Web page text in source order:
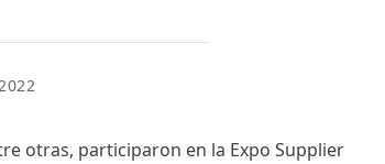
otras, participaron en la Expo Supplier